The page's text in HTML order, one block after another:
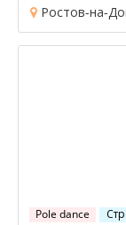
Ростов-на-
Pole dance